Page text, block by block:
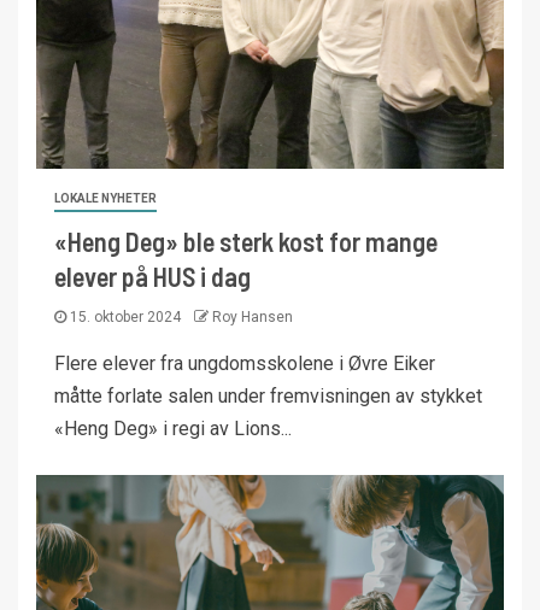
LOKALE NYHETER
«Heng Deg» ble sterk kost for mange
elever på HUS i dag
15. oktober 2024 Roy Hansen
Flere elever fra ungdomsskolene i Øvre Eiker
måtte forlate salen under fremvisningen av stykket
«Heng Deg» i regi av Lions...